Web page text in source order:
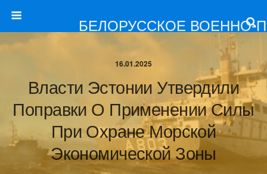
БЕЛОРУССКОЕ ВОЕННО-
16.01.2025
Власти Эстонии Утвердили
Поправки О Применении Силы
При Охране Морской
Экономической Зоны